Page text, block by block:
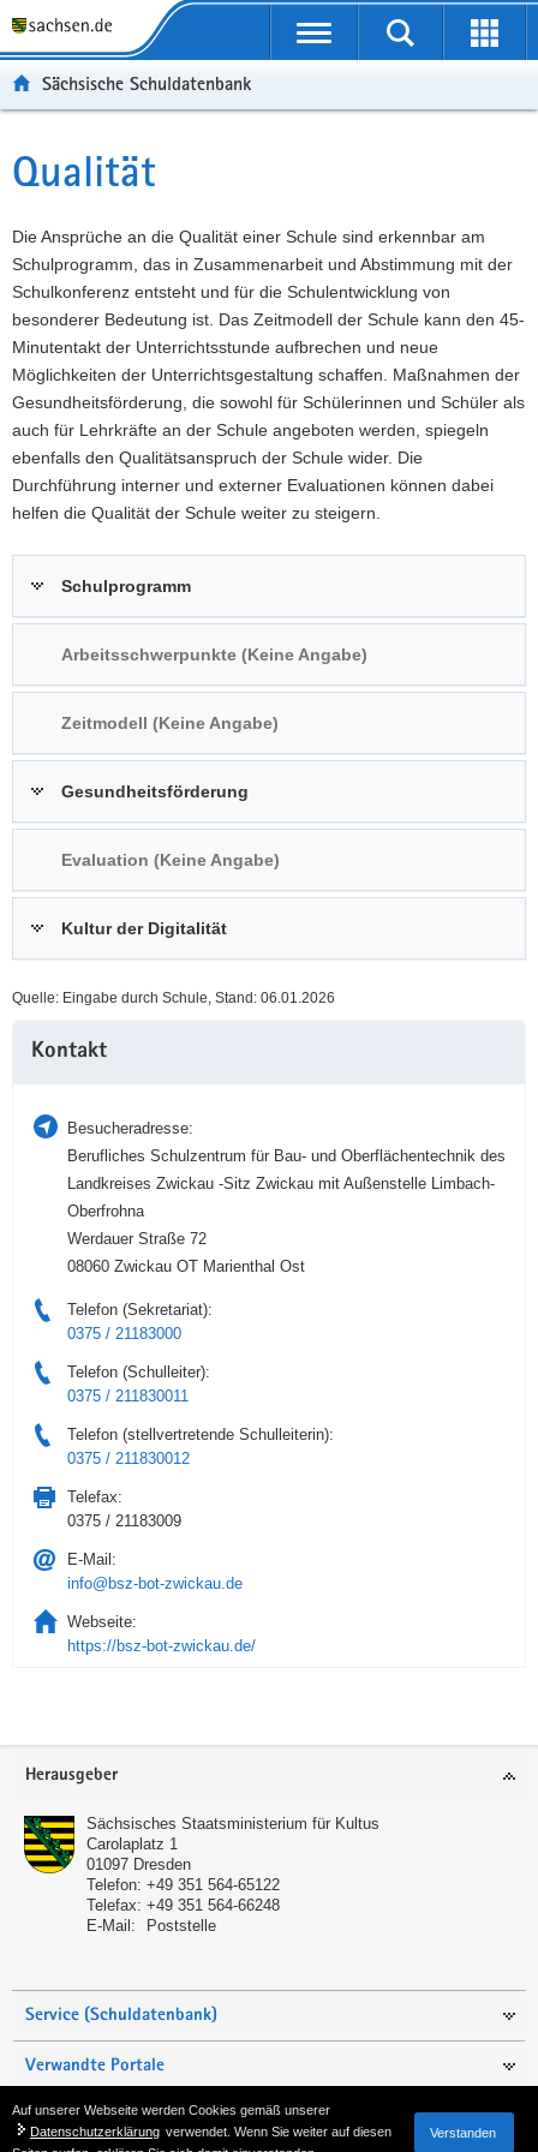
t
ü
e
r
g
r
e
i
f
e
n
d
e
i
o
n
r
l
a
v
i
g
a
t
i
o
n
a
t
n
h
a
l
t
W
t
r
e
I
n
f
o
r
m
a
t
i
r
i
c
e
Portalübergreifende
Suche
Sächsische Schuldatenbank
Hauptinhalt
Qualität
Die Ansprüche an die Qualität einer Schule sind erkennbar am
Schulprogramm, das in Zusammenarbeit und Abstimmung mit der
Schulkonferenz entsteht und für die Schulentwicklung von
besonderer Bedeutung ist. Das Zeitmodell der Schule kann den 45-
Minutentakt der Unterrichtsstunde aufbrechen und neue
Möglichkeiten der Unterrichtsgestaltung schaffen. Maßnahmen der
Gesundheitsförderung, die sowohl für Schülerinnen und Schüler als
auch für Lehrkräfte an der Schule angeboten werden, spiegeln
ebenfalls den Qualitätsanspruch der Schule wider. Die
Durchführung interner und externer Evaluationen können dabei
helfen die Qualität der Schule weiter zu steigern.
Schulprogramm
Arbeitsschwerpunkte (Keine Angabe)
Zeitmodell (Keine Angabe)
Gesundheitsförderung
Evaluation (Keine Angabe)
Kultur der Digitalität
Quelle: Eingabe durch Schule, Stand: 06.01.2026
Information
Kontakt
Besucheradresse:
Berufliches Schulzentrum für Bau- und Oberflächentechnik des
Landkreises Zwickau -Sitz Zwickau mit Außenstelle Limbach-
Oberfrohna
Werdauer Straße 72
08060 Zwickau OT Marienthal Ost
Telefon (Sekretariat):
0375 / 21183000
Telefon (Schulleiter):
0375 / 211830011
Telefon (stellvertretende Schulleiterin):
0375 / 211830012
Telefax:
0375 / 21183009
E-Mail:
info@bsz-bot-zwickau.de
Webseite:
https://bsz-bot-zwickau.de/
Service
Herausgeber
Sächsisches Staatsministerium für Kultus
Carolaplatz 1
01097 Dresden
Telefon: +49 351 564-65122
Telefax: +49 351 564-66248
E-Mail:
Poststelle
Service (Schuldatenbank)
Verwandte Portale
Seite empfehlen
Auf unserer Webseite werden Cookies gemäß unserer
Datenschutzerklärung verwendet. Wenn Sie weiter auf diesen
Verstanden